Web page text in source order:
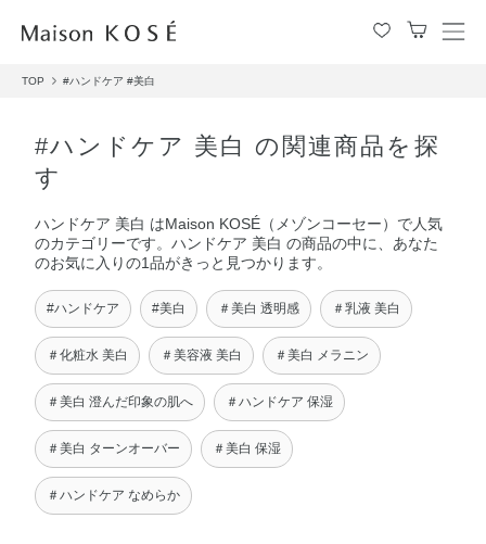
メ
TOP #ハンドケア #美白
#ハンドケア 美白 の関連商品を探
す
ハンドケア 美白 はMaison KOSÉ（メゾンコーセー）で人気
のカテゴリーです。ハンドケア 美白 の商品の中に、あなた
のお気に入りの1品がきっと見つかります。
#ハンドケア #美白 ＃美白 透明感 ＃乳液 美白
＃化粧水 美白 ＃美容液 美白 ＃美白 メラニン
＃美白 澄んだ印象の肌へ ＃ハンドケア 保湿
＃美白 ターンオーバー ＃美白 保湿
＃ハンドケア なめらか